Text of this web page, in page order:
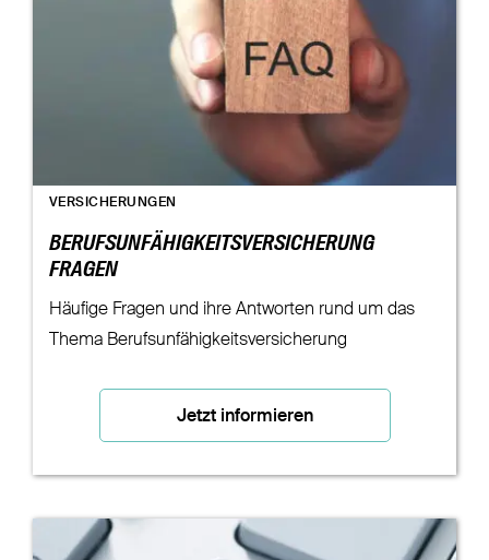
VERSICHERUNGEN
BERUFSUNFÄHIGKEITSVERSICHERUNG
FRAGEN
Häufige Fragen und ihre Antworten rund um das
Thema Berufsunfähigkeitsversicherung
Jetzt informieren